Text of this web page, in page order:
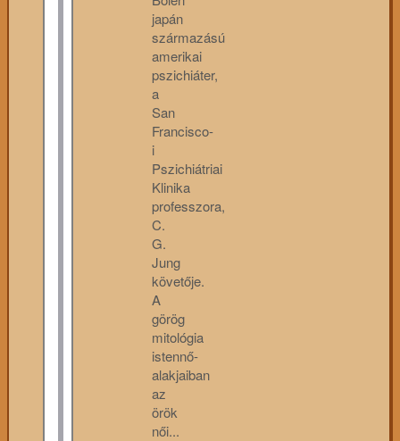
japán
származású
amerikai
pszichiáter,
a
San
Francisco-
i
Pszichiátriai
Klinika
professzora,
C.
G.
Jung
követője.
A
görög
mitológia
istennő-
alakjaiban
az
örök
női...